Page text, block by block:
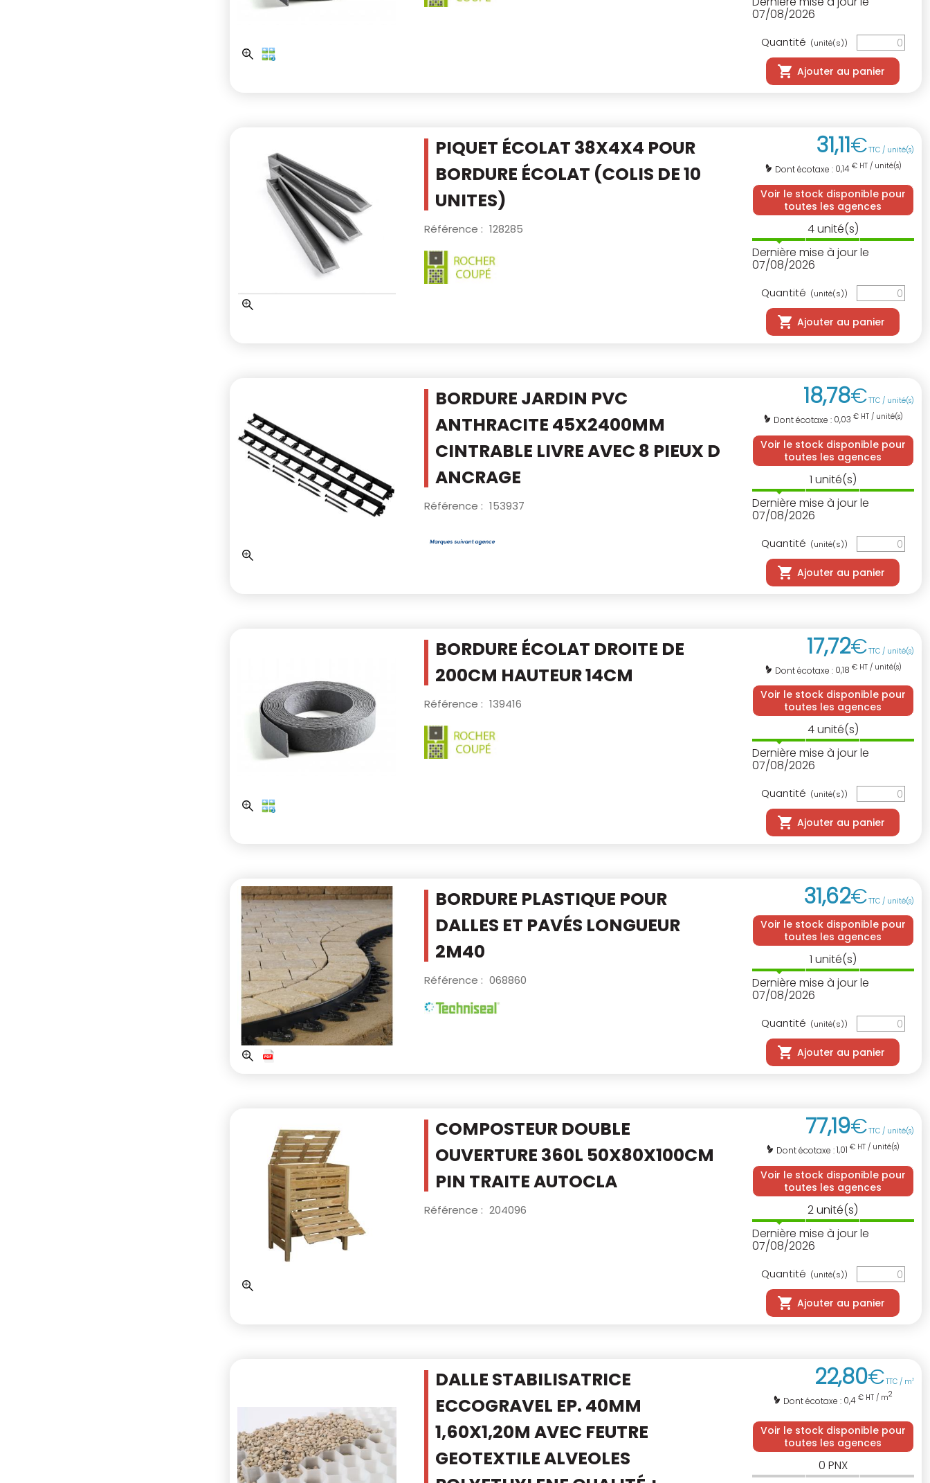
07/08/2026
Quantité (unité(s))
Ajouter au panier
PIQUET ÉCOLAT 38X4X4 POUR
BORDURE ÉCOLAT (COLIS DE 10
UNITES)
Référence : 128285
31,11€TTC / unité(s)
Dont écotaxe : 0,14 € HT / unité(s)
Voir le stock disponible pour
toutes les agences
4unité(s)
Dernière mise à jour le
07/08/2026
Quantité (unité(s))
Ajouter au panier
BORDURE JARDIN PVC
ANTHRACITE 45X2400MM
CINTRABLE LIVRE AVEC 8 PIEUX D
ANCRAGE
Référence : 153937
18,78€TTC / unité(s)
Dont écotaxe : 0,03 € HT / unité(s)
Voir le stock disponible pour
toutes les agences
1 unité(s)
Dernière mise à jour le
07/08/2026
Quantité (unité(s))
Ajouter au panier
BORDURE ÉCOLAT DROITE DE
200CM HAUTEUR 14CM
Référence : 139416
17,72€TTC / unité(s)
Dont écotaxe : 0,18 € HT / unité(s)
Voir le stock disponible pour
toutes les agences
4unité(s)
Dernière mise à jour le
07/08/2026
Quantité (unité(s))
Ajouter au panier
BORDURE PLASTIQUE POUR
DALLES ET PAVÉS LONGUEUR
2M40
Référence : 068860
31,62€TTC / unité(s)
Voir le stock disponible pour
toutes les agences
1 unité(s)
Dernière mise à jour le
07/08/2026
Quantité (unité(s))
Ajouter au panier
COMPOSTEUR DOUBLE
OUVERTURE 360L 50X80X100CM
PIN TRAITE AUTOCLA
Référence : 204096
77,19€TTC / unité(s)
Dont écotaxe :1,01 € HT / unité(s)
Voir le stock disponible pour
toutes les agences
2unité(s)
Dernière mise à jour le
07/08/2026
Quantité (unité(s))
Ajouter au panier
DALLE STABILISATRICE
ECCOGRAVEL EP. 40MM
1,60X1,20M AVEC FEUTRE
GEOTEXTILEALVEOLES
22,80€TTC / m2
Dont écotaxe : 0,4 € HT / m2
Voir le stock disponible pour
toutes les agences
0 PNX